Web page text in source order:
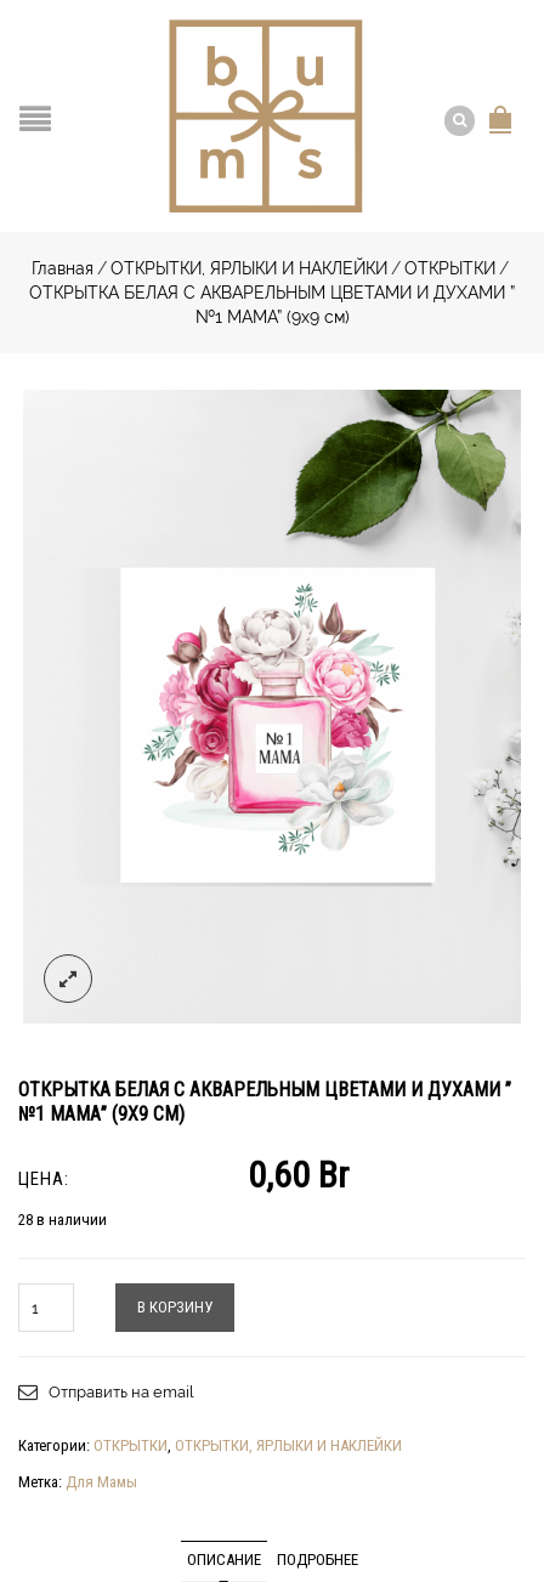
Главная /ОТКРЫТКИ, ЯРЛЫКИ И НАКЛЕЙКИ /ОТКРЫТКИ /
ОТКРЫТКА БЕЛАЯ С АКВАРЕЛЬНЫМ ЦВЕТАМИ И ДУХАМИ ”
№1 МАМА” (9х9 см)
ОТКРЫТКА БЕЛАЯ С АКВАРЕЛЬНЫМ ЦВЕТАМИ И ДУХАМИ ”
№1 МАМА” (9Х9 СМ)
ЦЕНА: 0,60 Br
28 в наличии
В КОРЗИНУ
Отправить на email
Категории: ОТКРЫТКИ, ОТКРЫТКИ, ЯРЛЫКИ И НАКЛЕЙКИ
Метка: Для Мамы
ОПИСАНИЕ ПОДРОБНЕЕ